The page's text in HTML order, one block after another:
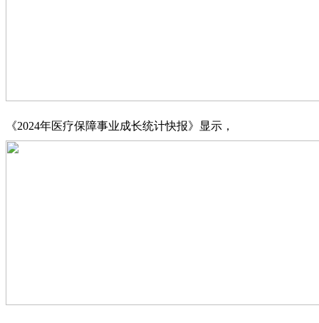
《2024年医疗保障事业成长统计快报》显示，